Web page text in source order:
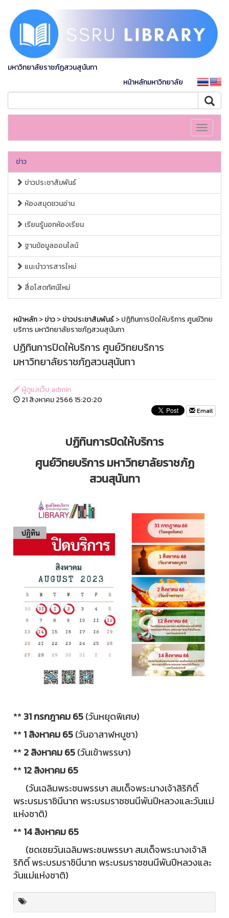
มหาวิทยาลัยราชภัฏสวนสุนันทา
หน้าหลักมหาวิทยาลัย
Toggle
ข่าว
ข่าวประชาสัมพันธ์
ห้องสมุดชวนอ่าน
เรียนรู้นอกห้องเรียน
ฐานข้อมูลออนไลน์
แนะนำวารสารใหม่
สื่อโสตทัศน์ใหม่
หน้าหลัก>ข่าว>ข่าวประชาสัมพันธ์> ปฏิทินการปิดให้บริการ ศูนย์วิทย
บริการ มหาวิทยาลัยราชภัฏสวนสุนันทา
ปฏิทินการปิดให้บริการ ศูนย์วิทยบริการ
มหาวิทยาลัยราชภัฏสวนสุนันทา
ผู้ดูแลเว็บ admin
21 สิงหาคม 2566 15:20:20
Email
ปฏิทินการปิดให้บริการ
ศูนย์วิทยบริการ มหาวิทยาลัยราชภัฏ
สวนสุนันทา
**31 กรกฎาคม 65(วันหยุดพิเศษ)
**1 สิงหาคม 65(วันอาสาฬหบูชา)
**2 สิงหาคม 65(วันเข้าพรรษา)
**12 สิงหาคม 65
(วันเฉลิมพระชนพรรษา สมเด็จพระนางเจ้าสิริกิติ์
พระบรมราชินีนาถ พระบรมราชชนนีพันปีหลวงและวันแม่
แห่งชาติ)
**14 สิงหาคม 65
(ชดเชยวันเฉลิมพระชนพรรษา สมเด็จพระนางเจ้าสิ
ริกิติ์ พระบรมราชินีนาถ พระบรมราชชนนีพันปีหลวงและ
วันแม่แห่งชาติ)